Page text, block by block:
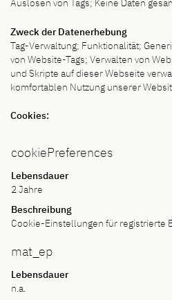
Zweck der Datenerhebung
Tag-Verwaltung; Funktionalität;
von Website-Tags; Verwalten von
und Skripte auf dieser Webseite
komfortablen Nutzung unserer
Cookies:
cookiePreferences
Lebensdauer
2 Jahre
Beschreibung
Cookie-Einstellungen für registrierte
mat_ep
Lebensdauer
n.a.